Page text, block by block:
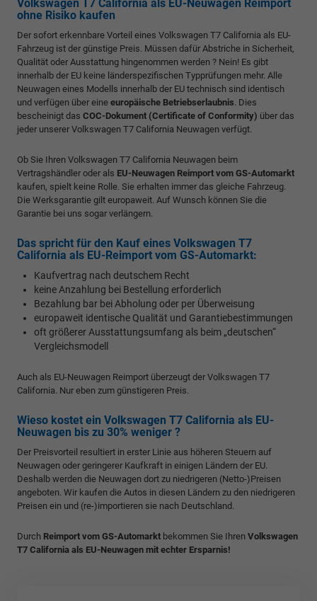
Volkswagen T7 California als EU-Neuwagen Reimport
ohne Risiko kaufen
Der sofort erkennbare Vorteil eines Volkswagen T7 California als EU-
Fahrzeug ist der günstige Preis. Müssen dafür Abstriche in Sicherheit,
Qualität oder Ausstattung hingenommen werden ? Nein! Es gibt
innerhalb der EU keine länderspezifischen Typprüfungen mehr. Alle
Neuwagen eines Modells innerhalb der EU technisch sind identisch
und verfügen über eine europäische Betriebserlaubnis. Dies
bescheinigt das COC-Dokument (Certificate of Conformity) über das
jeder unserer Volkswagen T7 California Neuwagen verfügt.
Ob Sie Ihren Volkswagen T7 California Neuwagen beim
Vertragshändler oder als EU-Neuwagen Reimport vom GS-Automarkt
kaufen, spielt keine Rolle. Sie erhalten immer das gleiche Fahrzeug.
Die Werksgarantie gilt europaweit. Auf Wunsch können Sie die
Garantie bei uns sogar verlängern.
Das spricht für den Kauf eines Volkswagen T7
California als EU-Reimport vom GS-Automarkt:
Kaufvertrag nach deutschem Recht
keine Anzahlung bei Bestellung erforderlich
Bezahlung bar bei Abholung oder per Überweisung
europaweit identische Qualität und Garantiebestimmungen
oft größerer Ausstattungsumfang als beim „deutschen“
Vergleichsmodell
Auch als EU-Neuwagen Reimport überzeugt der Volkswagen T7
California. Nur eben zum günstigeren Preis.
Wieso kostet ein Volkswagen T7 California als EU-
Neuwagen bis zu 30% weniger ?
Der Preisvorteil resultiert in erster Linie aus höheren Steuern auf
Neuwagen oder geringerer Kaufkraft in einigen Ländern der EU.
Deshalb werden die Neuwagen dort zu niedrigeren (Netto-)Preisen
angeboten. Wir kaufen die Autos in diesen Ländern zu den niedrigeren
Preisen ein und (re-)importieren sie nach Deutschland.
Durch Reimport vom GS-Automarkt bekommen Sie Ihren Volkswagen
T7 California als EU-Neuwagen mit echter Ersparnis!